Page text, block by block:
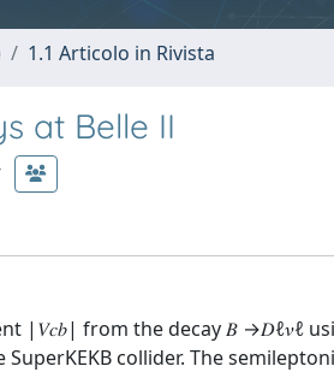
1.1 Articolo in Rivista
at Belle II
|𝑉𝑐⁢𝑏| from the decay 𝐵 →𝐷⁢ℓ⁢𝜈ℓ
collider. The